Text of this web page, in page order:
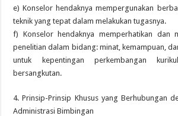
e) Konselor hendaknya mempergunakan
teknik yang tepat dalam melakukan tugasnya.
f) Konselor hendaknya memperhatikan dan
penelitian dalam bidang: minat, kemampuan,
untuk kepentingan perkembangan
bersangkutan.
4. Prinsip-Prinsip Khusus yang Berhubungan
Administrasi Bimbingan